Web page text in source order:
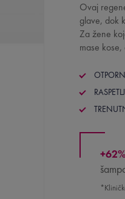
Ovaj
glave, dok
Za žene
mase